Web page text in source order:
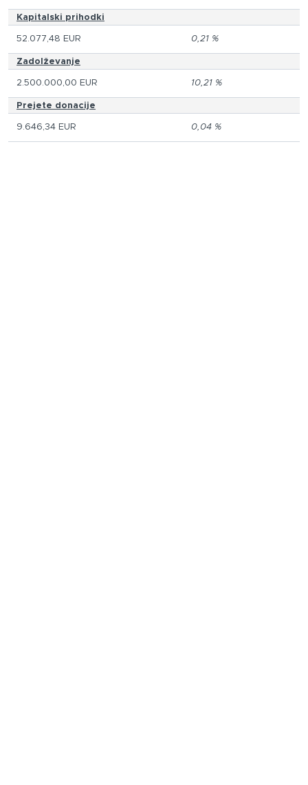
Kapitalski prihodki
52.077,48 EUR 0,21 %
Zadolževanje
2.500.000,00 EUR 10,21 %
Prejete donacije
9.646,34 EUR 0,04 %